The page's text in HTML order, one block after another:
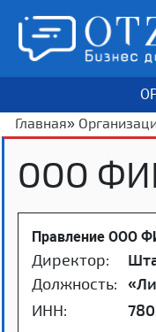
Главная»
ООО
Правление ООО
Директор:
Должность:
ИНН: